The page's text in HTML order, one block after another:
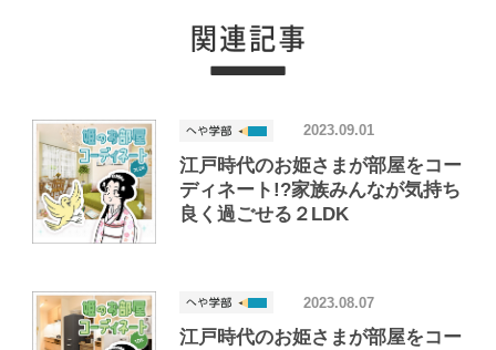
江戸時代のお姫さまが部屋をコー
ディネート!?家族みんなが気持ち
良く過ごせる２LDK
2023.09.01
江戸時代のお姫さまが部屋をコー
2023.08.07